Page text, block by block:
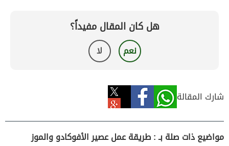
هل كان المقال مفيداً؟
نعم لا
شارك المقالة
مواضيع ذات صلة بـ : طريقة عمل عصير الأفوكادو والموز